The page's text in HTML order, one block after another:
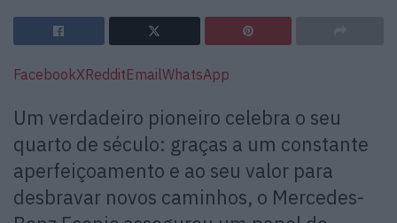
FacebookXRedditEmailWhatsApp
Um verdadeiro pioneiro celebra o seu
quarto de século: graças a um constante
aperfeiçoamento e ao seu valor para
desbravar novos caminhos, o Mercedes-